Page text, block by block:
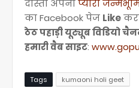
दोस्तो अपनीप्यारी
का Facebook पेज Like
ठेठ पहाड़ी यूट्यूब विडियो
हमारी वैब साइट:
Tags kumaoni holi geet